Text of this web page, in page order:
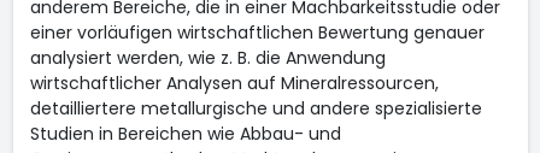
anderem Bereiche, die in einer Machbarkeitsstudie oder
einer vorläufigen wirtschaftlichen Bewertung genauer
analysiert werden, wie z. B. die Anwendung
wirtschaftlicher Analysen auf Mineralressourcen,
detailliertere metallurgische und andere spezialisierte
Studien in Bereichen wie Abbau- und